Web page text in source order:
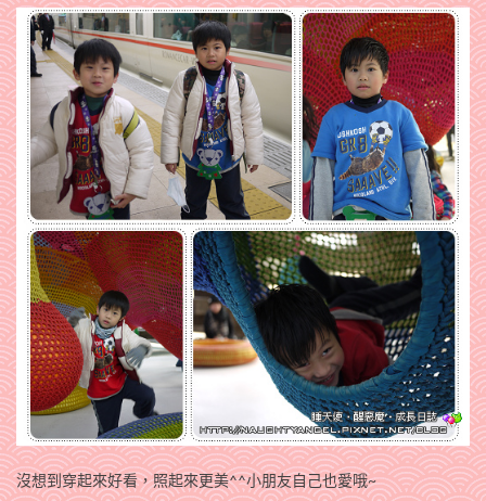
沒想到穿起來好看，照起來更美^^小朋友自己也愛哦~